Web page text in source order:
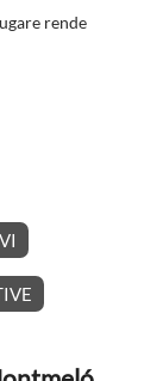
rende